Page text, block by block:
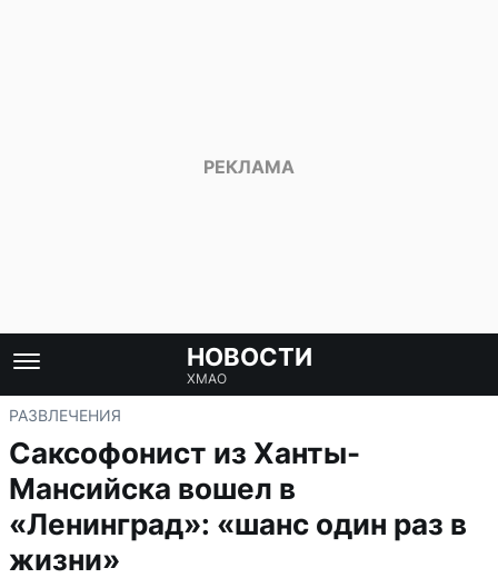
НОВОСТИ
ХМАО
РАЗВЛЕЧЕНИЯ
Саксофонист из Ханты-
Мансийска вошел в
«Ленинград»: «шанс один раз в
жизни»